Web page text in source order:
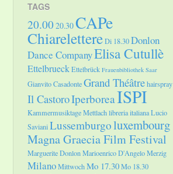
TAGS
20.00 20.30CAPe
ChiarelettereDi 18.30Donlon
Dance CompanyElisa Cutullè
EttelbrueckEttelbrück Frauenbibliothek Saar
Gianvito CasadonteGrand Théâtrehairspray
Il CastoroIperboreaISPI
Kammermusiktage Mettlachlibreria italianaLucio
SavianiLussemburgoluxembourg
Magna Graecia Film Festival
Marguerite DonlonMarioenrico D'AngeloMerzig
MilanoMittwochMo 17.30Mo 18.30